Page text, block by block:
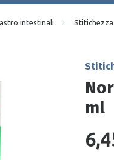
intestinali Stitichezza
ml